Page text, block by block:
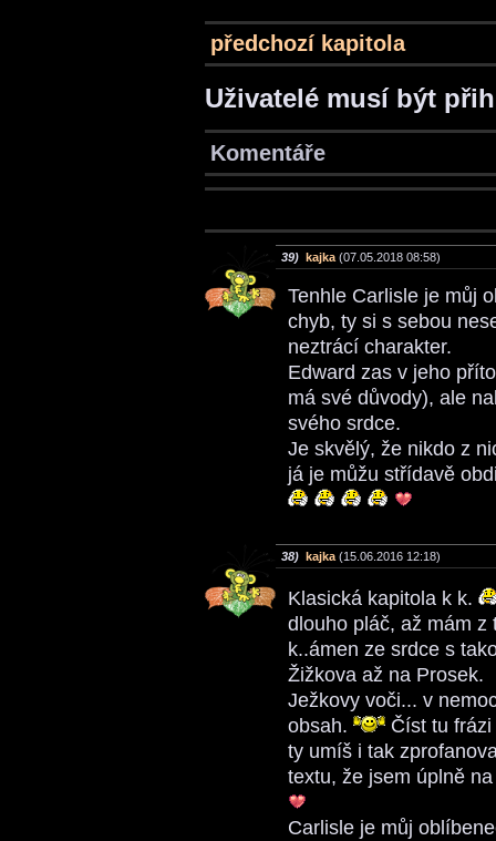
předchozí kapitola
Uživatelé musí být
Komentáře
39) kajka (07.05.2018 08:58)
Tenhle Carlisle je můj
chyb, ty si s sebou
neztrácí charakter.
Edward zas v jeho
má své důvody), ale
svého srdce.
Je skvělý, že nikdo z
já je můžu střídavě
38) kajka (15.06.2016 12:18)
Klasická kapitola k k.
dlouho pláč, až mám z
k..ámen ze srdce s
Žižkova až na Prosek.
Ježkovy voči... v
obsah.
Číst tu
ty umíš i tak
textu, že jsem úplně
Carlisle je můj